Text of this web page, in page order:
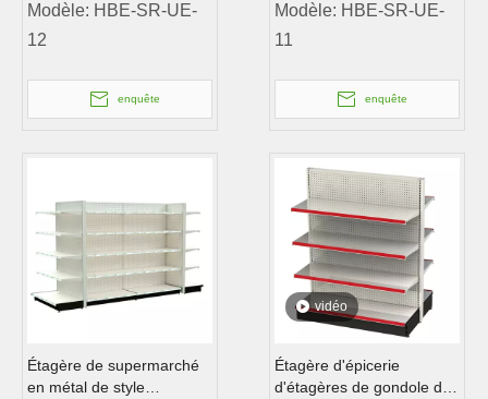
Modèle: HBE-SR-UE-
12
enquête
Modèle: HBE-SR-UE-
11
enquête
Étagère de supermarché
en métal de style
vidéo
Étagère d'épicerie
d'étagères de gondole de